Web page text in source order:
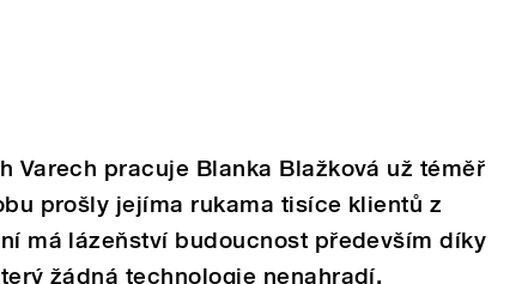
Varech pracuje Blanka Blažková už téměř
prošly jejíma rukama tisíce klientů z
má lázeňství budoucnost především díky
žádná technologie nenahradí.